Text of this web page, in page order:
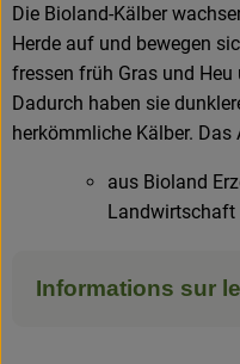
Die Bioland-Kälber
Herde auf und bewegen
fressen früh Gras und
Dadurch haben sie
herkömmliche Kälber. Das
aus Bioland
Landwirtschaft
Informations sur